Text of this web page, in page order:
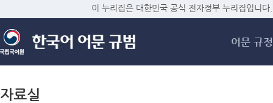
메
이 누리집은 대한민국 공식 전자정부 누리집입니다.
어문 규정
자료실